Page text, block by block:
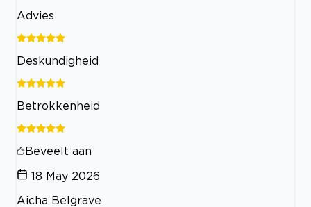
Advies
Deskundigheid
Betrokkenheid
Beveelt aan
18 May 2026
Aicha Belgrave